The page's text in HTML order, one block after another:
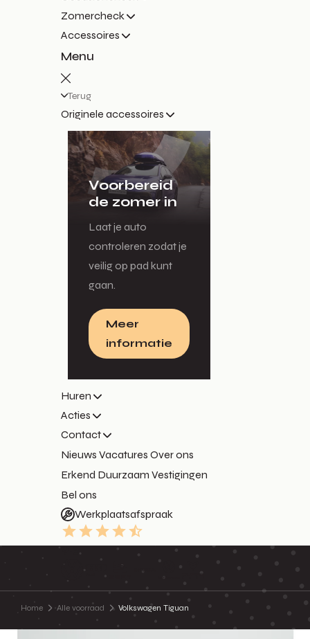
Zomercheck
Accessoires
Menu
Terug
Originele accessoires
Voorbereid
de zomer in
Laat je auto
controleren zodat je
veilig op pad kunt
gaan.
Meer
informatie
Huren
Acties
Contact
Nieuws Vacatures Over ons
Erkend Duurzaam Vestigingen
Bel ons
Werkplaatsafspraak
9.3
Home Alle voorraad Volkswagen Tiguan